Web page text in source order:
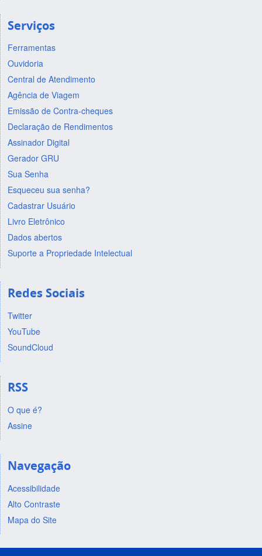
Serviços
Ferramentas
Ouvidoria
Central de Atendimento
Agência de Viagem
Emissão de Contra-cheques
Declaração de Rendimentos
Assinador Digital
Gerador GRU
Sua Senha
Esqueceu sua senha?
Cadastrar Usuário
Livro Eletrônico
Dados abertos
Suporte a Propriedade Intelectual
Redes Sociais
Twitter
YouTube
SoundCloud
RSS
O que é?
Assine
Navegação
Acessibilidade
Alto Contraste
Mapa do Site